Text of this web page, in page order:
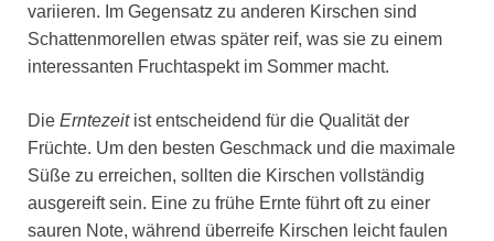
variieren. Im Gegensatz zu anderen Kirschen sind
Schattenmorellen etwas später reif, was sie zu einem
interessanten Fruchtaspekt im Sommer macht.
Die Erntezeitist entscheidend für die Qualität der
Früchte. Um den besten Geschmack und die maximale
Süße zu erreichen, sollten die Kirschen vollständig
ausgereift sein. Eine zu frühe Ernte führt oft zu einer
sauren Note, während überreife Kirschen leicht faulen